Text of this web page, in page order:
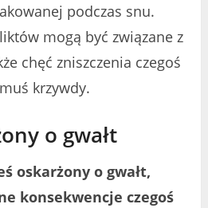
podczas snu.
mogą być związane z
chęć zniszczenia czegoś
krzywdy.
o gwałt
oskarżony o gwałt,
konsekwencje czegoś